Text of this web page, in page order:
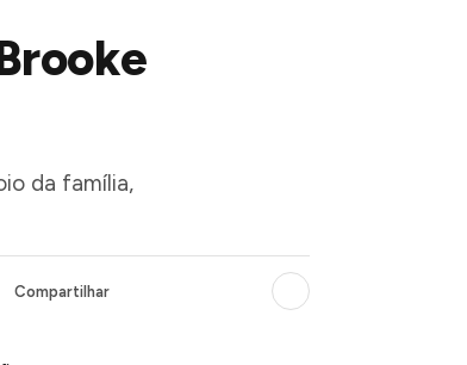
da família,
Compartilhar